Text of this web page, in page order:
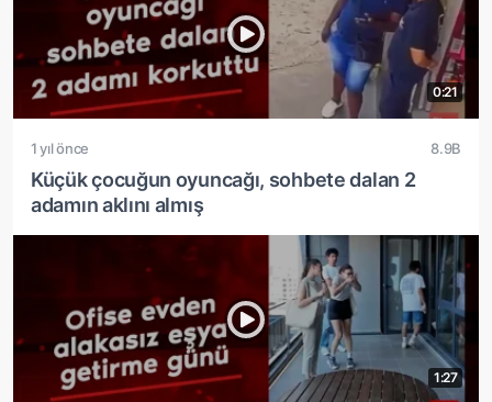
0:21
1 yıl önce 8.9B
Küçük çocuğun oyuncağı, sohbete dalan 2
adamın aklını almış
1:27